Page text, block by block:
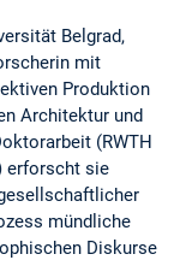
Belgrad,
mit
Produktion
Architektur und
(RWTH
erforscht sie
mündliche
Diskurse